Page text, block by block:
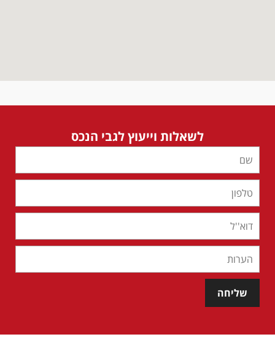
לשאלות וייעוץ לגבי הנכס
שליחה